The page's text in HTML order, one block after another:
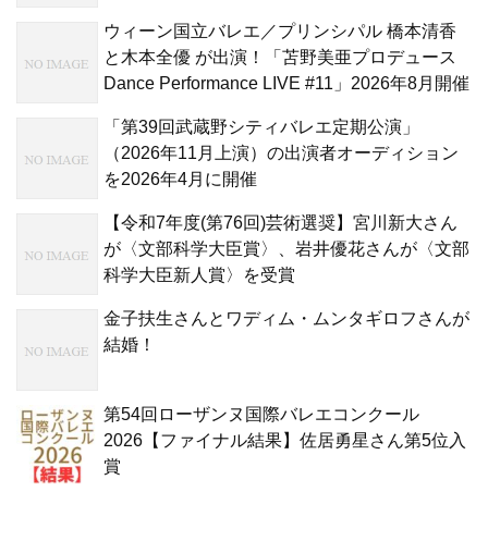
ウィーン国立バレエ／プリンシパル 橋本清香
と木本全優 が出演！「苫野美亜プロデュース
Dance Performance LIVE #11」2026年8月開催
「第39回武蔵野シティバレエ定期公演」
（2026年11月上演）の出演者オーディション
を2026年4月に開催
【令和7年度(第76回)芸術選奨】宮川新大さん
が〈文部科学大臣賞〉、岩井優花さんが〈文部
科学大臣新人賞〉を受賞
金子扶生さんとワディム・ムンタギロフさんが
結婚！
第54回ローザンヌ国際バレエコンクール
2026【ファイナル結果】佐居勇星さん第5位入
賞